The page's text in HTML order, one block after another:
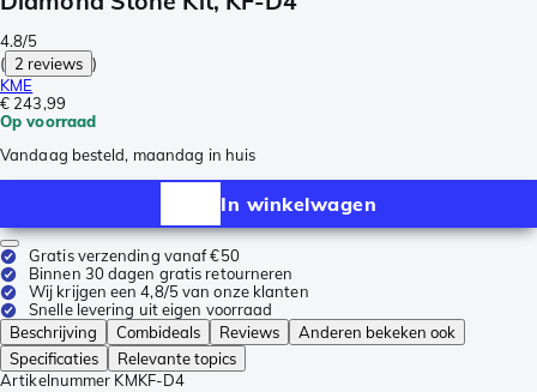
4.8/5
( 2 reviews )
KME
€ 243,99
Op voorraad
Vandaag besteld, maandag in huis
In winkelwagen
Gratis verzending vanaf €50
Binnen 30 dagen gratis retourneren
Wij krijgen een 4,8/5 van onze klanten
Snelle levering uit eigen voorraad
Beschrijving
Combideals Reviews
Anderen bekeken ook
Specificaties
Relevante topics
Artikelnummer KMKF-D4